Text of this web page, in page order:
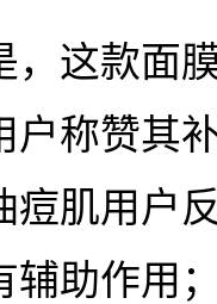
，这款面
户称赞其
痘肌用户
辅助作用